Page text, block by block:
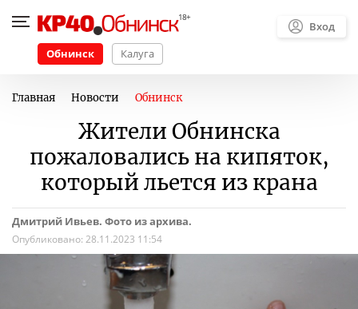
Обнинск Калуга
Вход
Главная Новости Обнинск
Жители Обнинска
пожаловались на кипяток,
который льется из крана
Дмитрий Ивьев. Фото из архива.
Опубликовано: 28.11.2023 11:54